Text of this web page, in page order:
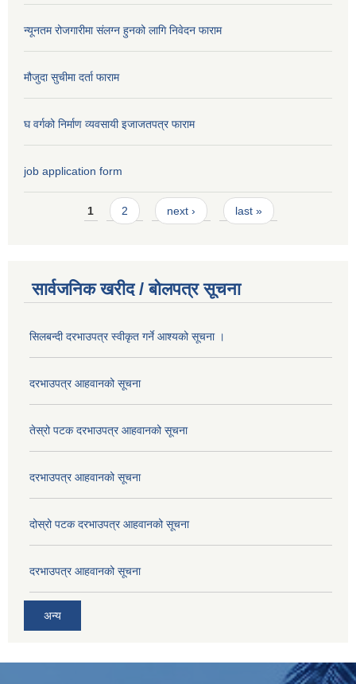
न्यूनतम रोजगारीमा संलग्न हुनको लागि निवेदन फाराम
मौजुदा सुचीमा दर्ता फाराम
घ वर्गको निर्माण व्यवसायी इजाजतपत्र फाराम
job application form
Pages1 2 next › last »
सार्वजनिक खरीद / बोलपत्र सूचना
सिलबन्दी दरभाउपत्र स्वीकृत गर्ने आश्यको सूचना ।
दरभाउपत्र आहवानको सूचना
तेस्रो पटक दरभाउपत्र आहवानको सूचना
दरभाउपत्र आहवानको सूचना
दोस्रो पटक दरभाउपत्र आहवानको सूचना
दरभाउपत्र आहवानको सूचना
अन्य